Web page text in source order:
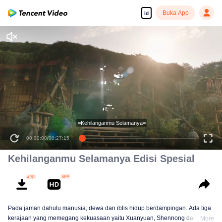
id Buka App
00:00:00/00:27:15
=Kehilanganmu Selamanya=
Kehilanganmu Selamanya Edisi Spesial
Pada jaman dahulu manusia, dewa dan iblis hidup berdampingan. Ada tiga
kerajaan yang memegang kekuasaan yaitu Xuanyuan, Shennong dan
More